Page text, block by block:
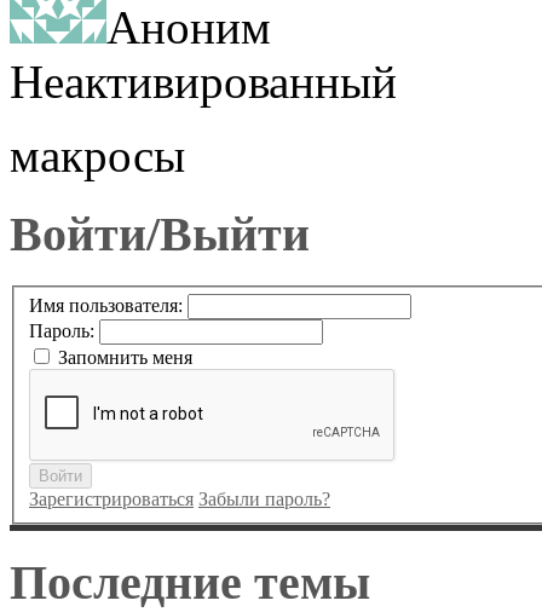
Аноним
Неактивированный
макросы
Войти/Выйти
Имя пользователя:
Пароль:
Запомнить меня
Войти
Зарегистрироваться Забыли пароль?
Последние темы